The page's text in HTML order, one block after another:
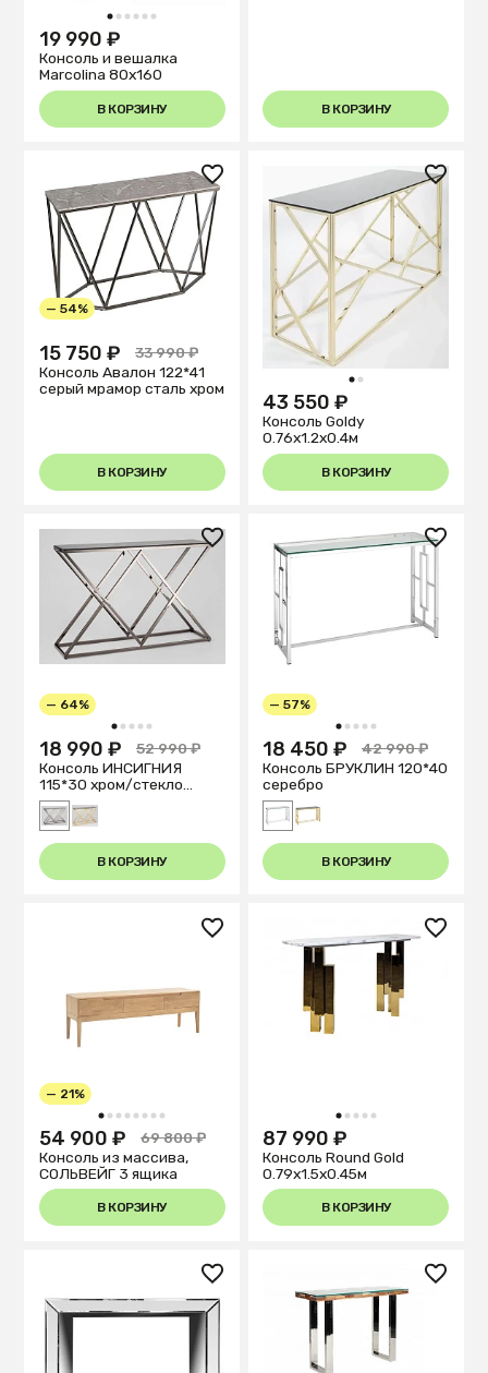
1 2 3 4 5 6
19 990 ₽
Консоль и вешалка
Marcolina 80x160
В КОРЗИНУ В КОРЗИНУ
— 54%
15 750 ₽
33 990 ₽
Консоль Авалон 122*41
серый мрамор сталь хром
В КОРЗИНУ
1 2
43 550 ₽
Консоль Goldy
0.76x1.2x0.4м
В КОРЗИНУ
1 2 3 4 5
— 64%
18 990 ₽
52 990 ₽
Консоль ИНСИГНИЯ
115*30 хром/стекло
темное
В КОРЗИНУ
1 2 3 4 5
— 57%
18 450 ₽
42 990 ₽
Консоль БРУКЛИН 120*40
серебро
В КОРЗИНУ
1 2 3 4 5 6 7 8
— 21%
54 900 ₽
69 800 ₽
Консоль из массива,
СОЛЬВЕЙГ 3 ящика
В КОРЗИНУ
1 2 3 4 5
87 990 ₽
Консоль Round Gold
0.79x1.5x0.45м
В КОРЗИНУ